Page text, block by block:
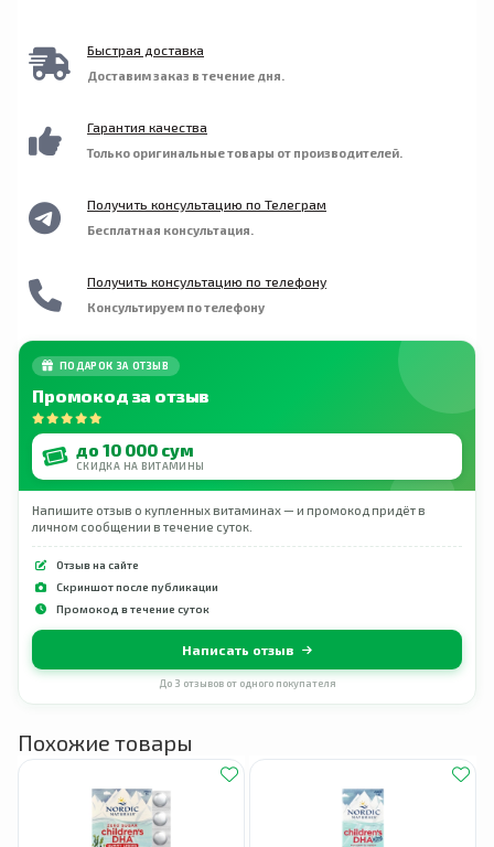
красителей и ароматизаторов.
препарата при наличии аллергии на йод, во
время приема антикоагулянтов или ожидания
врачом.
Быстрая доставка
Доставим заказ в течение дня.
Гарантия качества
Только оригинальные товары от производителей.
Получить консультацию по Телеграм
Бесплатная консультация.
Получить консультацию по телефону
Консультируем по телефону
ПОДАРОК ЗА ОТЗЫВ
Промокод за отзыв
до 10 000 сум
СКИДКА НА ВИТАМИНЫ
Напишите отзыв о купленных витаминах — и промокод придёт в
личном сообщении в течение суток.
Отзыв на сайте
Скриншот после публикации
Промокод в течение суток
Написать отзыв
До 3 отзывов от одного покупателя
Похожие товары